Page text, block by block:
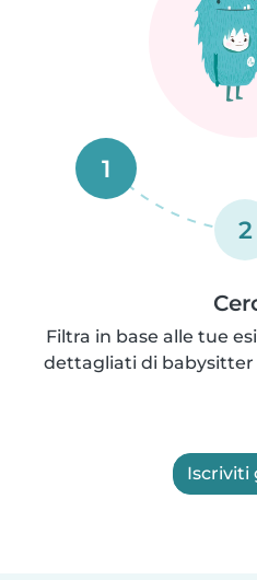
1
2
Filtra in base alle tue
dettagliati di babysitter
Iscriviti